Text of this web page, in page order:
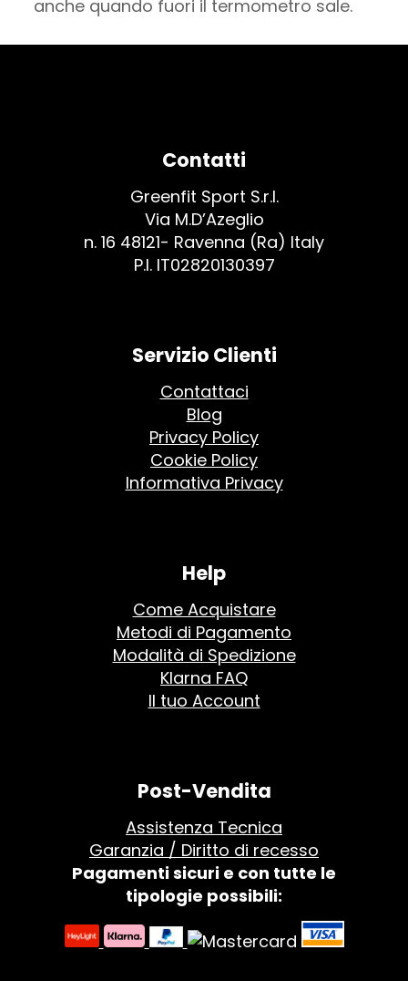
anche quando fuori il termometro sale.
Contatti
Greenfit Sport S.r.l.
Via M.D’Azeglio
n. 16 48121- Ravenna (Ra) Italy
P.I. IT02820130397
Servizio Clienti
Contattaci
Blog
Privacy Policy
Cookie Policy
Informativa Privacy
Help
Come Acquistare
Metodi di Pagamento
Modalità di Spedizione
Klarna FAQ
Il tuo Account
Post-Vendita
Assistenza Tecnica
Garanzia / Diritto di recesso
Pagamenti sicuri e con tutte le
tipologie possibili: